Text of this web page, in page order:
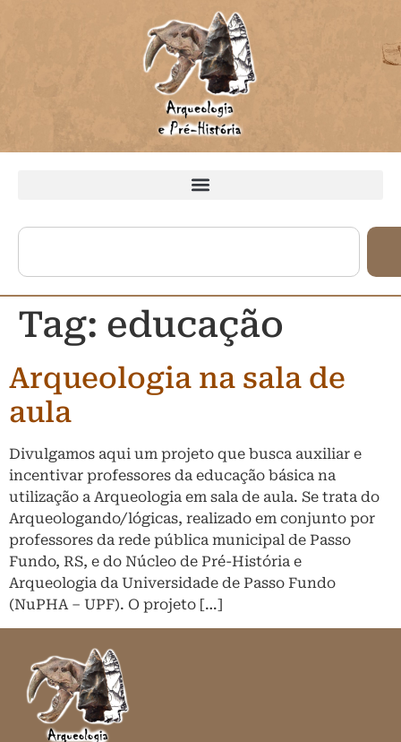
Tag: educação
Arqueologia na sala de
aula
Divulgamos aqui um projeto que busca auxiliar e
incentivar professores da educação básica na
utilização a Arqueologia em sala de aula. Se trata do
Arqueologando/lógicas, realizado em conjunto por
professores da rede pública municipal de Passo
Fundo, RS, e do Núcleo de Pré-História e
Arqueologia da Universidade de Passo Fundo
(NuPHA – UPF). O projeto […]